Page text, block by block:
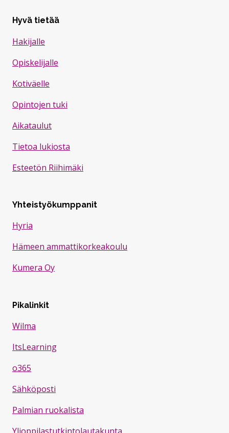
Hyvä tietää
Hakijalle
Opiskelijalle
Kotiväelle
Opintojen tuki
Aikataulut
Tietoa lukiosta
Esteetön Riihimäki
Yhteistyökumppanit
Hyria
Hämeen ammattikorkeakoulu
Kumera Oy
Pikalinkit
Wilma
ItsLearning
o365
Sähköposti
Palmian ruokalista